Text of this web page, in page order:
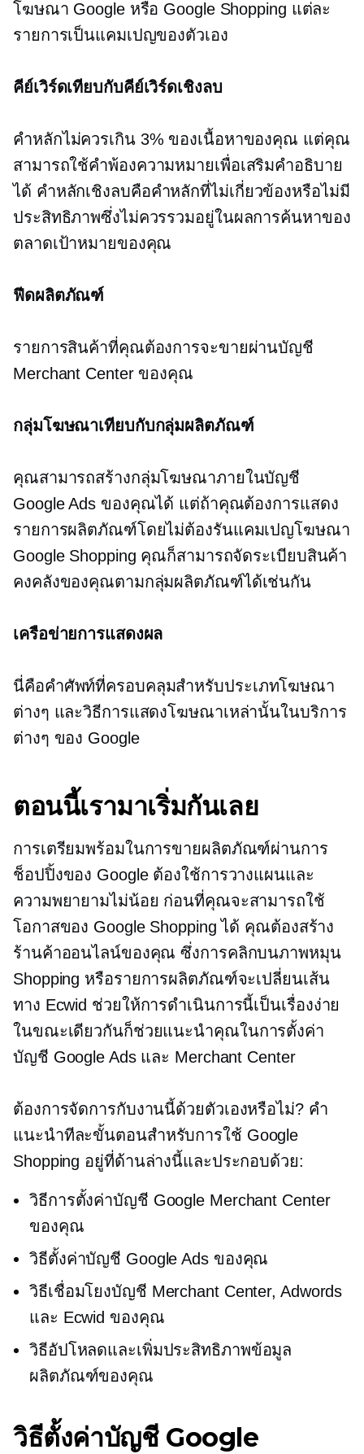
โฆษณา Google หรือ Google Shopping แต่ละ
รายการเป็นแคมเปญของตัวเอง
คีย์เวิร์ดเทียบกับคีย์เวิร์ดเชิงลบ
คำหลักไม่ควรเกิน 3% ของเนื้อหาของคุณ แต่คุณ
สามารถใช้คำพ้องความหมายเพื่อเสริมคำอธิบาย
ได้ คำหลักเชิงลบคือคำหลักที่ไม่เกี่ยวข้องหรือไม่มี
ประสิทธิภาพซึ่งไม่ควรรวมอยู่ในผลการค้นหาของ
ตลาดเป้าหมายของคุณ
ฟีดผลิตภัณฑ์
รายการสินค้าที่คุณต้องการจะขายผ่านบัญชี
Merchant Center ของคุณ
กลุ่มโฆษณาเทียบกับกลุ่มผลิตภัณฑ์
คุณสามารถสร้างกลุ่มโฆษณาภายในบัญชี
Google Ads ของคุณได้ แต่ถ้าคุณต้องการแสดง
รายการผลิตภัณฑ์โดยไม่ต้องรันแคมเปญโฆษณา
Google Shopping คุณก็สามารถจัดระเบียบสินค้า
คงคลังของคุณตามกลุ่มผลิตภัณฑ์ได้เช่นกัน
เครือข่ายการแสดงผล
นี่คือคำศัพท์ที่ครอบคลุมสำหรับประเภทโฆษณา
ต่างๆ และวิธีการแสดงโฆษณาเหล่านั้นในบริการ
ต่างๆ ของ Google
ตอนนี้เรามาเริ่มกันเลย
การเตรียมพร้อมในการขายผลิตภัณฑ์ผ่านการ
ช็อปปิ้งของ Google ต้องใช้การวางแผนและ
ความพยายามไม่น้อย ก่อนที่คุณจะสามารถใช้
โอกาสของ Google Shopping ได้ คุณต้องสร้าง
ร้านค้าออนไลน์ของคุณ ซึ่งการคลิกบนภาพหมุน
Shopping หรือรายการผลิตภัณฑ์จะเปลี่ยนเส้น
ทาง Ecwid ช่วยให้การดำเนินการนี้เป็นเรื่องง่าย
ในขณะเดียวกันก็ช่วยแนะนำคุณในการตั้งค่า
บัญชี Google Ads และ Merchant Center
ต้องการจัดการกับงานนี้ด้วยตัวเองหรือไม่? คำ
แนะนำทีละขั้นตอนสำหรับการใช้ Google
Shopping อยู่ที่ด้านล่างนี้และประกอบด้วย:
วิธีการตั้งค่าบัญชี Google Merchant Center
ของคุณ
วิธีตั้งค่าบัญชี Google Ads ของคุณ
วิธีเชื่อมโยงบัญชี Merchant Center, Adwords
และ Ecwid ของคุณ
วิธีอัปโหลดและเพิ่มประสิทธิภาพข้อมูล
ผลิตภัณฑ์ของคุณ
วิธีตั้งค่าบัญชี Google